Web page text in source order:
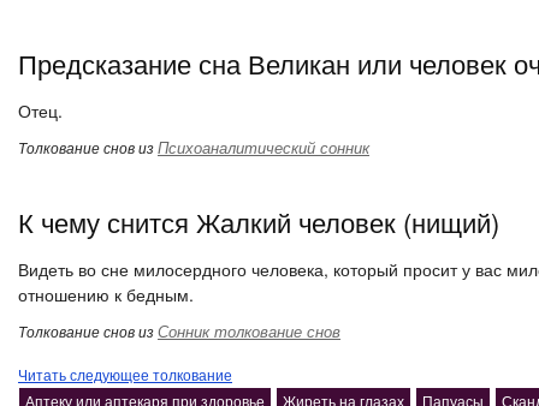
Предсказание сна Великан или человек
Отец.
Толкование снов изПсихоаналитический сонник
К чему снится Жалкий человек (нищий)
Видеть во сне милосердного человека, который просит у вас
отношению к бедным.
Толкование снов изСонник толкование снов
Читать следующее толкование
Аптеку или аптекаря при здоровье
Жиреть на глазах Папуасы